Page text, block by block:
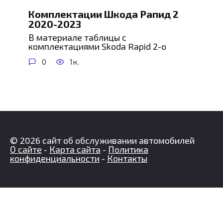
Комплектации Шкода Рапид 2
2020-2023
В материале таблицы с
комплектациями Skoda Rapid 2-о
0 1к.
© 2026 сайт об обслуживании автомобилей
О сайте - Карта сайта - Политика
конфиденциальности - Контакты